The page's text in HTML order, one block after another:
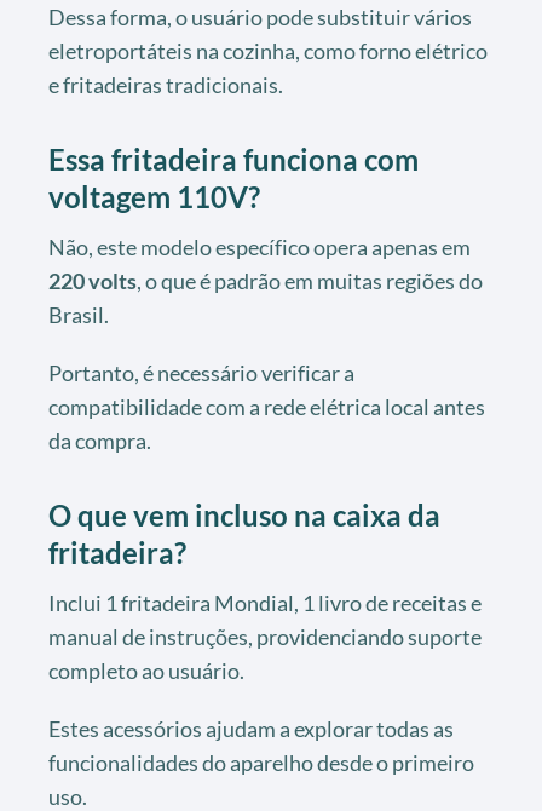
Dessa forma, o usuário pode substituir vários
eletroportáteis na cozinha, como forno elétrico
e fritadeiras tradicionais.
Essa fritadeira funciona com
voltagem 110V?
Não, este modelo específico opera apenas em
220 volts, o que é padrão em muitas regiões do
Brasil.
Portanto, é necessário verificar a
compatibilidade com a rede elétrica local antes
da compra.
O que vem incluso na caixa da
fritadeira?
Inclui 1 fritadeira Mondial, 1 livro de receitas e
manual de instruções, providenciando suporte
completo ao usuário.
Estes acessórios ajudam a explorar todas as
funcionalidades do aparelho desde o primeiro
uso.